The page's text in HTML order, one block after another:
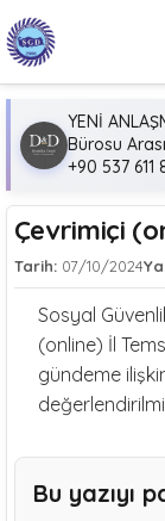
YENİ
Bürosu
+90 537 611
Çevrimiçi
Tarih: 07/10/2024
Sosyal
(online) İl
gündeme
Bu yazıyı